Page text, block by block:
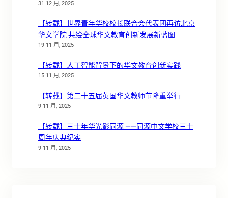
31 12 月, 2025
【转载】世界青年华校校长联合会代表团再访北京
华文学院 共绘全球华文教育创新发展新蓝图
19 11 月, 2025
【转载】人工智能背景下的华文教育创新实践
15 11 月, 2025
【转载】第二十五届英国华文教师节隆重举行
9 11 月, 2025
【转载】三十年华光影同源 ——同源中文学校三十
周年庆典纪实
9 11 月, 2025